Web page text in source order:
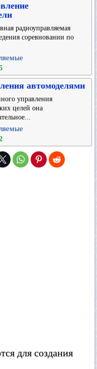
радиоуправляемая
соревновании по
автомоделями
управления
целей она
для создания